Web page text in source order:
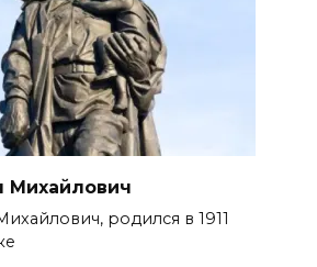
Михайлович
родился в 1911